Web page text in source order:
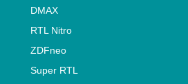
DMAX
RTL Nitro
ZDFneo
Super RTL